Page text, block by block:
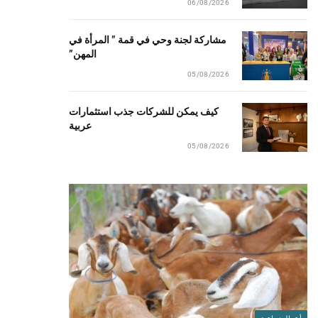
06/08/2026
مشاركة لجنة وحي في قمة ” المرأة في
المهن”
05/08/2026
كيف يمكن للشركات جذب استثمارات
عربية
05/08/2026